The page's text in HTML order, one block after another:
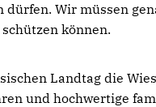
Wir müssen
können.
Landtag die
und hochwertige